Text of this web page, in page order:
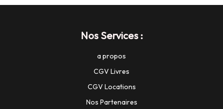
Nos Services :
a propos
CGV Livres
CGV Locations
Nos Partenaires